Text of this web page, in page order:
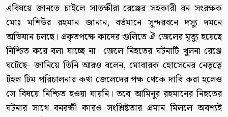
এবিষয়ে জানতে চাইলে সাতক্ষীরা রেঞ্জের সহকারী বন সংরক্ষক
মোঃ মশিউর রহমান জানান, বর্তমানে সুন্দরবনে দস্যু দমনে
অভিযান চলছে। প্রকৃতপক্ষে কাদের গুলিতে ঐ জেলের মৃত্যু হয়েছে
নিশ্চিত করে বলা যাচ্ছে না। জেলে নিহতের ঘটনাটি খুলনা রেঞ্জে
ঘটেছে- জানিয়ে তিনি আরও বলেন, মোবারক হোসেনের নেতৃত্বে
টহল টিম পরিচালনার কথা জেলেদের পক্ষ থেকে দাবি করা হলেও
সে বিষয়ে নিশ্চিত হওয়া যায়নি। তবে আমিনুর রহমানের নিহতের
ঘটনার সাথে বনরক্ষী কারও সংশ্লিষ্টতার প্রমান মিললে অবশ্যই